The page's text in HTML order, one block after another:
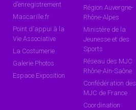
d’enregistrement
Mascarille.fr
Point d'appui à la
Vie Associative
La Costumerie
Galerie Photos
Espace Exposition
Région Auvergne-
Rhône-Alpes
Ministère de la
Jeunesse et des
Sports
Réseau des MJC
Rhône-Ain-Saône
Confédération des
MJC de France
Coordination